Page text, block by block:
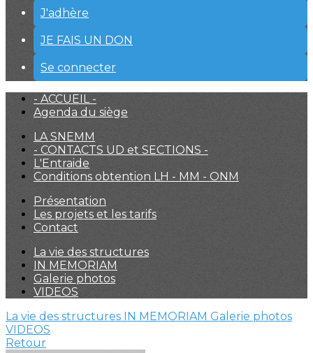
J'adhère
JE FAIS UN DON
Se connecter
- ACCUEIL -
Agenda du siège
LA SNEMM
- CONTACTS UD et SECTIONS -
L'Entraide
Conditions obtention LH - MM - ONM
Présentation
Les projets et les tarifs
Contact
La vie des structures
IN MEMORIAM
Galerie photos
VIDEOS
La vie des structures IN MEMORIAM Galerie photos
VIDEOS
Retour